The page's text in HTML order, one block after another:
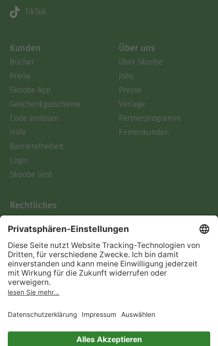
TikTok
Kunden
Bücher
Preise
Skoobe App
Geschenkgutscheine
Code einlösen
Hilfe
Barrierefreiheit
Login
Skoobe liest
Über uns
Über Skoobe
Jobs
Presse
Verlage
Partnerprogramm
Firmenkunden
Rechtliches
AGB
Informationen nach Data
Act
Verträge hier kündigen
Impressum